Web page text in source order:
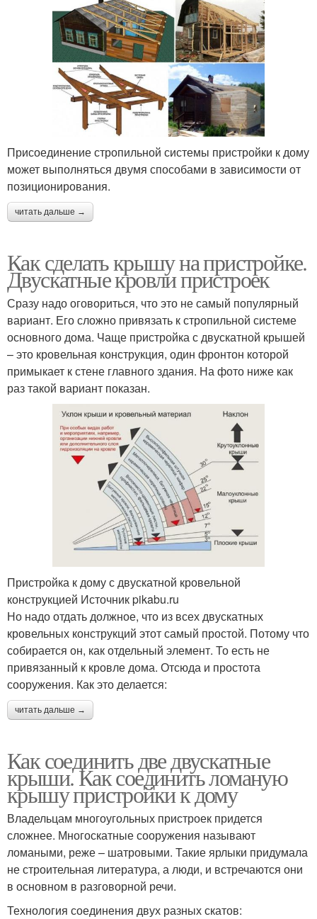
Присоединение стропильной системы пристройки к дому
может выполняться двумя способами в зависимости от
позиционирования.
читать дальше →
Как сделать крышу на пристройке.
Двускатные кровли пристроек
Сразу надо оговориться, что это не самый популярный
вариант. Его сложно привязать к стропильной системе
основного дома. Чаще пристройка с двускатной крышей
– это кровельная конструкция, один фронтон которой
примыкает к стене главного здания. На фото ниже как
раз такой вариант показан.
Пристройка к дому с двускатной кровельной
конструкцией Источник pikabu.ru
Но надо отдать должное, что из всех двускатных
кровельных конструкций этот самый простой. Потому что
собирается он, как отдельный элемент. То есть не
привязанный к кровле дома. Отсюда и простота
сооружения. Как это делается:
читать дальше →
Как соединить две двускатные
крыши. Как соединить ломаную
крышу пристройки к дому
Владельцам многоугольных пристроек придется
сложнее. Многоскатные сооружения называют
ломаными, реже – шатровыми. Такие ярлыки придумала
не строительная литература, а люди, и встречаются они
в основном в разговорной речи.
Технология соединения двух разных скатов: